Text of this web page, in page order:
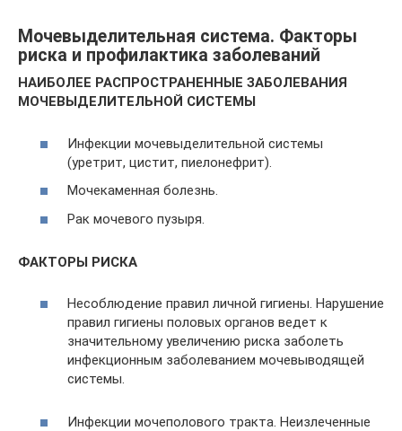
Мочевыделительная система. Факторы
риска и профилактика заболеваний
НАИБОЛЕЕ РАСПРОСТРАНЕННЫЕ ЗАБОЛЕВАНИЯ
МОЧЕВЫДЕЛИТЕЛЬНОЙ СИСТЕМЫ
Инфекции мочевыделительной системы
(уретрит, цистит, пиелонефрит).
Мочекаменная болезнь.
Рак мочевого пузыря.
ФАКТОРЫ РИСКА
Несоблюдение правил личной гигиены. Нарушение
правил гигиены половых органов ведет к
значительному увеличению риска заболеть
инфекционным заболеванием мочевыводящей
системы.
Инфекции мочеполового тракта. Неизлеченные